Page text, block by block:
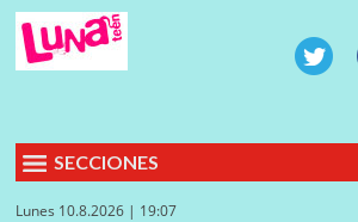
SECCIONES
Lunes 10.8.2026 | 19:07